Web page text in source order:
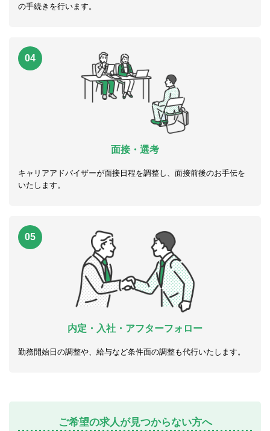
の手続きを行います。
04
面接・選考
キャリアアドバイザーが面接日程を調整し、面接前後のお手伝を
いたします。
05
内定・入社・アフターフォロー
勤務開始日の調整や、給与など条件面の調整も代行いたします。
ご希望の求人が見つからない方へ